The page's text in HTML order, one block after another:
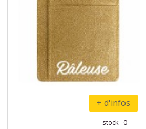
+ d'infos
stock 0